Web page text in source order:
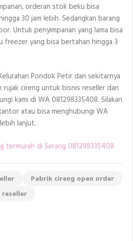
orderan stok beku bisa
30 jam lebih. Sedangkan barang
Untuk penyimpanan yang lama bisa
freezer yang bisa bertahan hingga 3
Pondok Petir dan sekitarnya
cireng untuk bisnis reseller dan
kami di WA 081298335408. Silakan
atau bisa menghubungi WA
lanjut.
termurah di Serang 081298335408
Pabrik cireng open order